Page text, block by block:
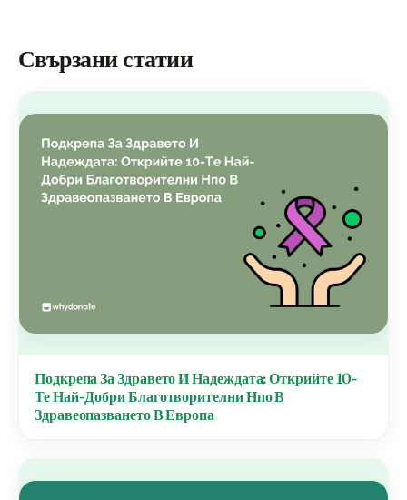
Свързани статии
Подкрепа За Здравето И Надеждата: Открийте 10-
Те Най-Добри Благотворителни Нпо В
Здравеопазването В Европа